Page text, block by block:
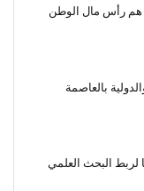
هم رأس مال الوطن
بالعاصمة
البحث العلمي